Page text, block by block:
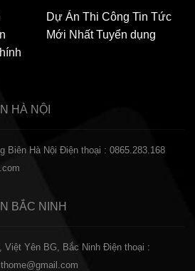
Dự Án Thi Công Tin Tức
Mới Nhất Tuyển dụng
HÀ NỘI
Biên Hà Nội Điện thoại : 0865.283.168
BẮC NINH
Việt Yên BG, Bắc Ninh Điện thoại :